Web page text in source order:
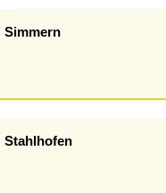
Simmern
Stahlhofen